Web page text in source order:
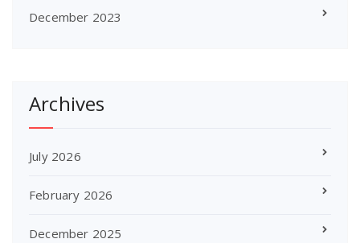
December 2023
Archives
July 2026
February 2026
December 2025